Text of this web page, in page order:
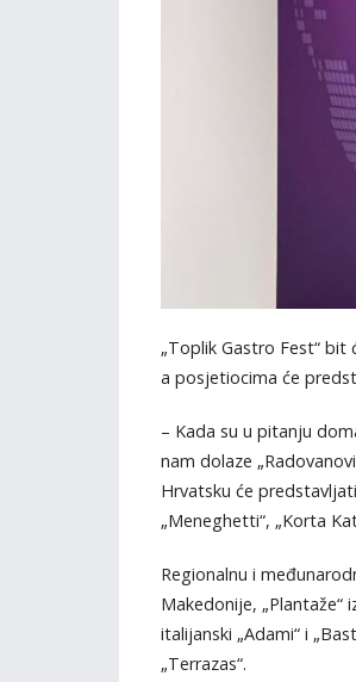
„Toplik Gastro Fest“ bit
a posjetiocima će
– Kada su u pitanju
nam dolaze
Hrvatsku će predstavljati
„Meneghetti“, „Korta
Regionalnu i
Makedonije, „Plantaže“
italijanski „Adami“ i
„Terrazas“.